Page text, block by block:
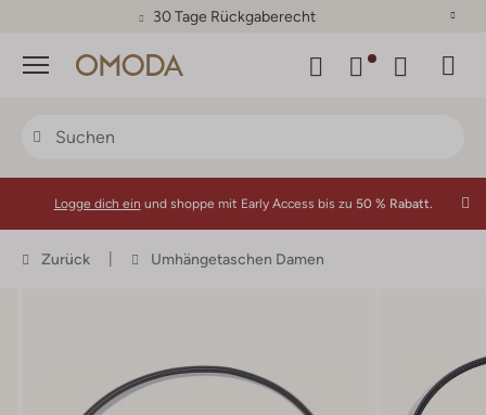
30 Tage Rückgaberecht
Menü
Logge dich ein und shoppe mit Early Access bis zu 50 % Rabatt.
Zurück Umhängetaschen Damen